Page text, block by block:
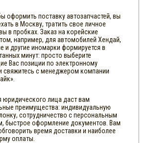
оформить поставку автозапчастей, вы
в Москву, тратить свое личное
в пробках. Заказ на корейские
например, для автомобилей Хендай,
и другие иномарки формируется в
минут: просто выберите
Вас позиции по электронному
свяжитесь с менеджером компании
юридического лица даст вам
преимущества: индивидуальную
сотрудничество с персональным
быстрое оформление документов. Вам
время доставки и наиболее
оплаты.